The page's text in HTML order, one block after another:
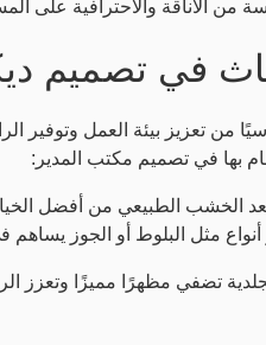
من الأناقة والاحترافية على
في تصميم
من تعزيز بيئة العمل وتوفير
بها في تصميم مكتب المدير:
الخشب الطبيعي من أفضل
أنواع مثل البلوط أو الجوز
تضفي مظهرًا مميزًا وتعزز